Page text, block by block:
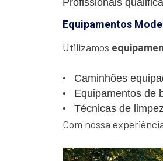
Profissionais
Equipamentos
Utilizamos
Caminhões
Equipamentos de
Técnicas de
Com nossa